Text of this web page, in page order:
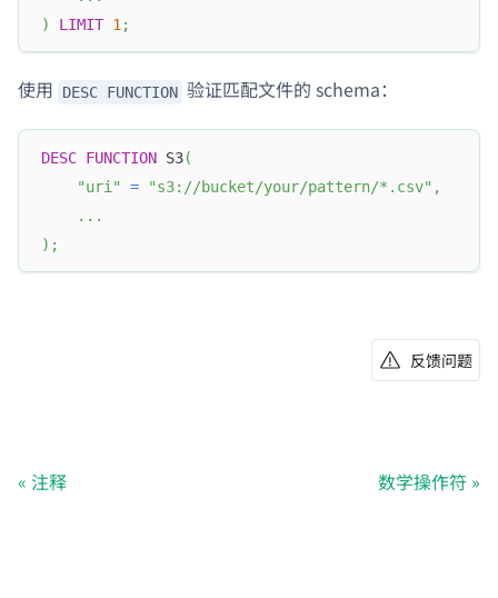
)
LIMIT 1 ;
使用 DESC FUNCTION 验证匹配文件的 schema：
DESC FUNCTION S3(
"uri"
= "s3://bucket/your/pattern/*.csv" ,
. . .
) ;
反馈问题
注释 数学操作符